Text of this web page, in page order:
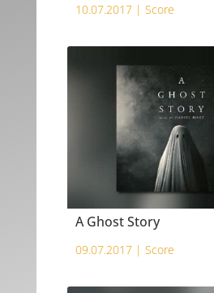
10.07.2017 | Score
A Ghost Story
09.07.2017 | Score